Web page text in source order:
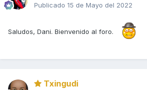
Publicado 15 de Mayo del 2022
Saludos, Dani. Bienvenido al foro.
Txingudi